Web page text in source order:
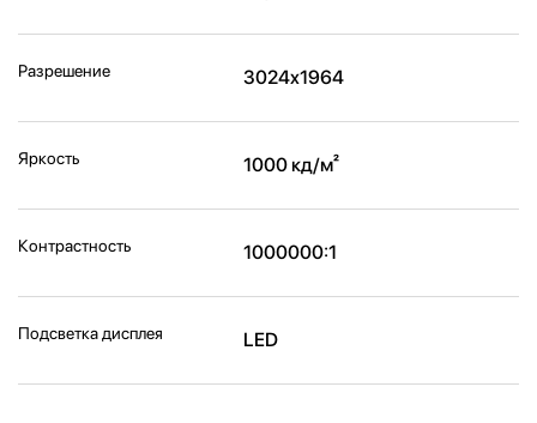
Разрешение 3024x1964
Яркость 1000 кд/м²
Контрастность 1000000:1
Подсветка дисплея LED